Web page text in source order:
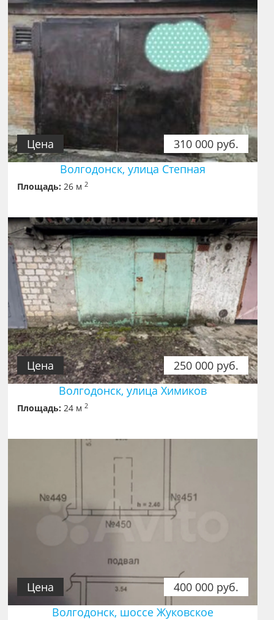
310 000 руб.
Цена
Волгодонск, улица Степная
Площадь: 26 м2
250 000 руб.
Цена
Волгодонск, улица Химиков
Площадь: 24 м2
400 000 руб.
Цена
Волгодонск, шоссе Жуковское